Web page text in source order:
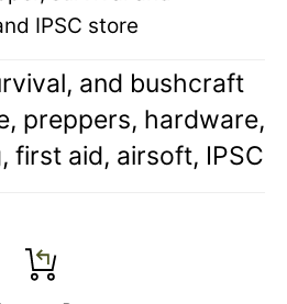
IPSC store
and bushcraft
preppers, hardware,
first aid, airsoft, IPSC